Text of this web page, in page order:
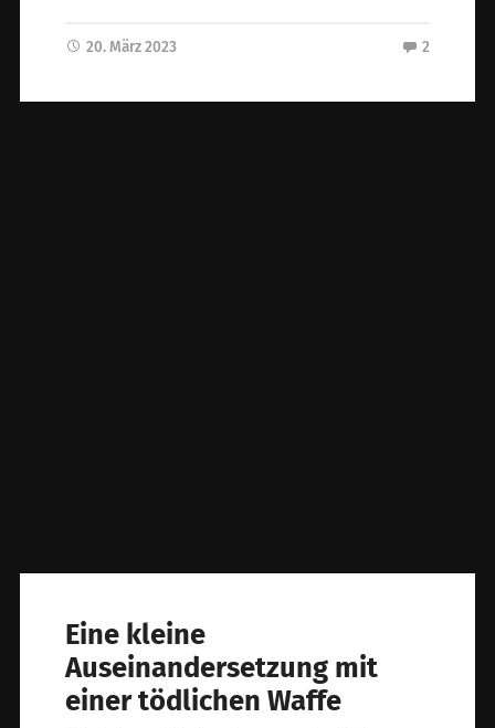
20. März 2023 2
Eine kleine
Auseinandersetzung mit
einer tödlichen Waffe